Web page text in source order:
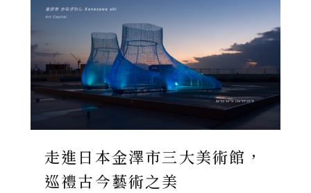
走進日本金澤市三大美術館，
巡禮古今藝術之美